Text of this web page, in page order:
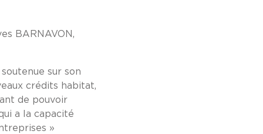
BARNAVON,
sur son
crédits habitat,
de pouvoir
a la capacité
»